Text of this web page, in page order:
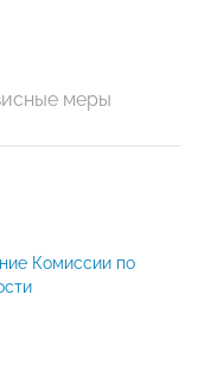
меры
Комиссии по